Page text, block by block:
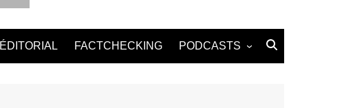
ÉDITORIAL FACTCHECKING PODCASTS